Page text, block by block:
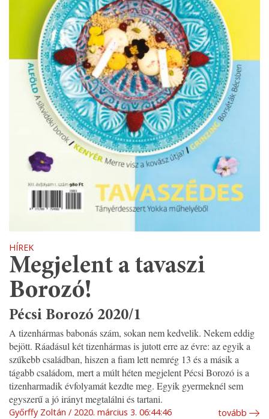
HÍREK
Megjelent a tavaszi
Borozó!
Pécsi Borozó 2020/1
A tizenhármas babonás szám, sokan nem kedvelik. Nekem eddig
bejött. Ráadásul két tizenhármas is jutott erre az évre: az egyik a
szűkebb családban, hiszen a fiam lett nemrég 13 és a másik a
tágabb családom, mert a múlt héten megjelent Pécsi Borozó is a
tizenharmadik évfolyamát kezdte meg. Egyik gyermeknél sem
egyszerű a jó irányt megtalálni és tartani.
Győrffy Zoltán 2020. március 3. 06:44:46 tovább